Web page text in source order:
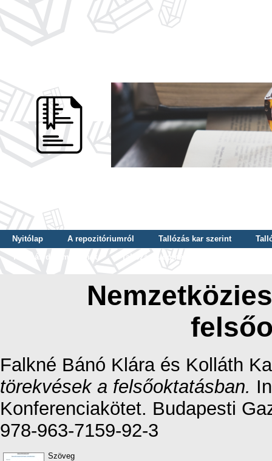
Nyitólap A repozitóriumról Tallózás kar szerint
Tallózás dátum szerint
Tallózás tudományterület szerint
Falkné Bánó Kláraés Kolláth
törekvések a felsőoktatásban.
Konferenciakötet. Budapesti
978-963-7159-92-3
Szöveg